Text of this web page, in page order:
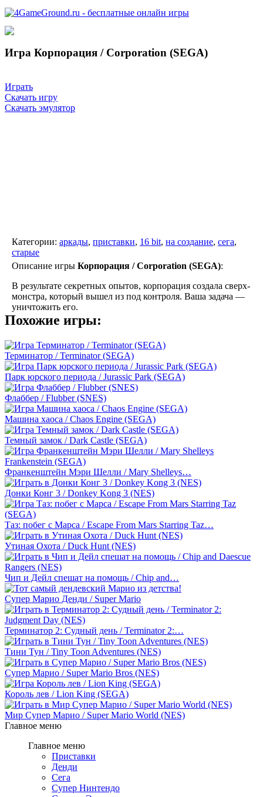
Игра Корпорация / Corporation (SEGA)
Играть
Скачать игру
Скачать эмулятор
Категории: аркады, приставки, 16 bit, на создание, сега,
старые
Описание игры Корпорация / Corporation (SEGA):
В результате секретных опытов, корпорация создала сверх-
монстра, который вышел из под контроля. Ваша задача —
уничтожить его.
Похожие игры:
Терминатор / Terminator (SEGA)
Парк юрского периода / Jurassic Park (SEGA)
Флаббер / Flubber (SNES)
Машина хаоса / Chaos Engine (SEGA)
Темный замок / Dark Castle (SEGA)
Франкенштейн Мэри Шелли / Mary Shelleys…
Донки Конг 3 / Donkey Kong 3 (NES)
Таз: побег с Марса / Escape From Mars Starring Taz…
Утиная Охота / Duck Hunt (NES)
Чип и Дейл спешат на помощь / Chip and…
Супер Марио Денди / Super Mario
Терминатор 2: Судный день / Terminator 2:…
Тини Тун / Tiny Toon Adventures (NES)
Супер Марио / Super Mario Bros (NES)
Король лев / Lion King (SEGA)
Мир Супер Марио / Super Mario World (NES)
Главное меню
Главное меню
Приставки
Денди
Сега
Супер Нинтендо